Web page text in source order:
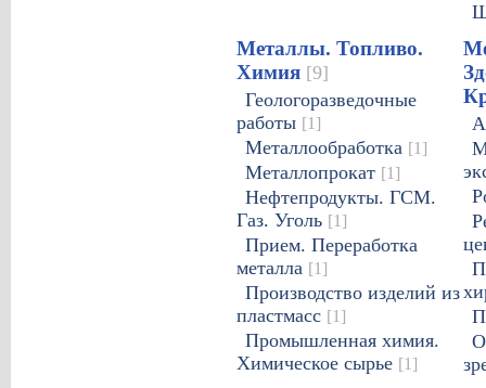
Металлы. Топливо.
Химия [9]
Геологоразведочные
работы [1]
Металлообработка [1]
Металлопрокат [1]
Нефтепродукты. ГСМ.
Газ. Уголь [1]
Прием. Переработка
металла [1]
Производство изделий из
пластмасс [1]
Промышленная химия.
Химическое сырье [1]